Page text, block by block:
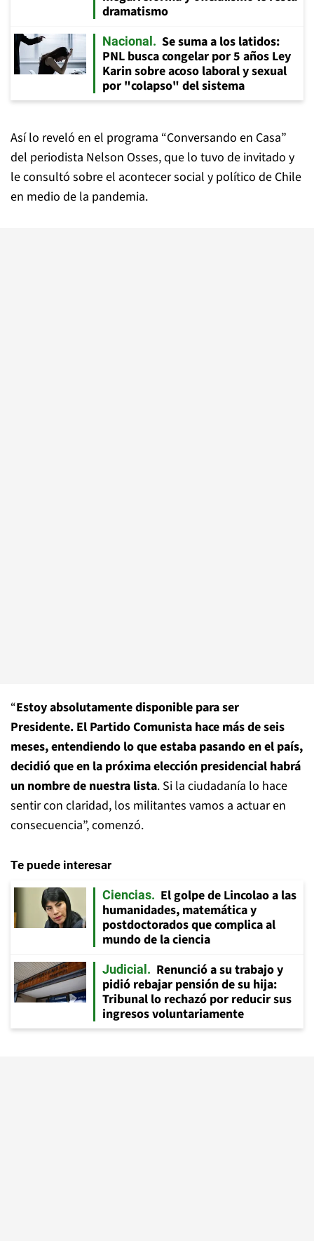
dramatismo
Nacional
Se suma a los latidos:
PNL busca congelar por 5 años Ley
Karin sobre acoso laboral y sexual
por "colapso" del sistema
Así lo reveló en el programa “Conversando en Casa”
del periodista Nelson Osses, que lo tuvo de invitado y
le consultó sobre el acontecer social y político de Chile
en medio de la pandemia.
“Estoy absolutamente disponible para ser
Presidente. El Partido Comunista hace más de seis
meses, entendiendo lo que estaba pasando en el país,
decidió que en la próxima elección presidencial habrá
un nombre de nuestra lista. Si la ciudadanía lo hace
sentir con claridad, los militantes vamos a actuar en
consecuencia”, comenzó.
Te puede interesar
Ciencias
El golpe de Lincolao a las
humanidades, matemática y
postdoctorados que complica al
mundo de la ciencia
Judicial
Renunció a su trabajo y
pidió rebajar pensión de su hija:
Tribunal lo rechazó por reducir sus
ingresos voluntariamente